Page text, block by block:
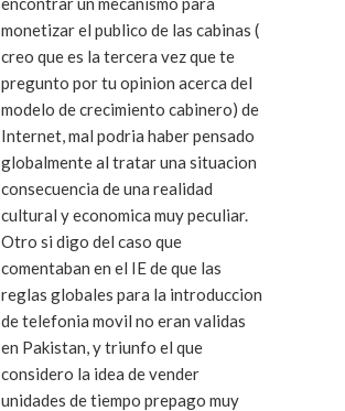
monetizar el publico de las cabinas (
creo que es la tercera vez que te
pregunto por tu opinion acerca del
modelo de crecimiento cabinero) de
Internet, mal podria haber pensado
globalmente al tratar una situacion
consecuencia de una realidad
cultural y economica muy peculiar.
Otro si digo del caso que
comentaban en el IE de que las
reglas globales para la introduccion
de telefonia movil no eran validas
en Pakistan, y triunfo el que
considero la idea de vender
unidades de tiempo prepago muy